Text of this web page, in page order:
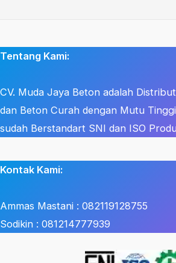
Tentang Kami:
CV. Muda Jaya Beton adalah
dan Beton Curah dengan Mutu
sudah Berstandart SNI dan ISO
Kontak Kami:
Ammas Mastani : 082119128755
Sodikin : 081214777939